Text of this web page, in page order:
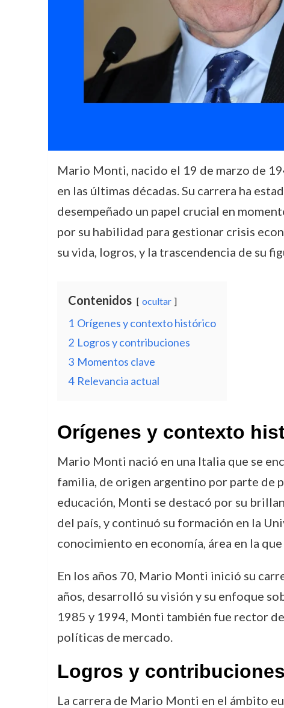
Mario Monti, nacido el 19 de marzo de
en las últimas décadas. Su carrera ha
desempeñado un papel crucial en
por su habilidad para gestionar crisis
su vida, logros, y la trascendencia de su
Contenidos ocultar
1 Orígenes y contexto histórico
2 Logros y contribuciones
3 Momentos clave
4 Relevancia actual
Orígenes y contexto
Mario Monti nació en una Italia que se
familia, de origen argentino por parte de
educación, Monti se destacó por su
del país, y continuó su formación en la
conocimiento en economía, área en la
En los años 70, Mario Monti inició su
años, desarrolló su visión y su enfoque
1985 y 1994, Monti también fue rector
políticas de mercado.
Logros y contribuciones
La carrera de Mario Monti en el ámbito